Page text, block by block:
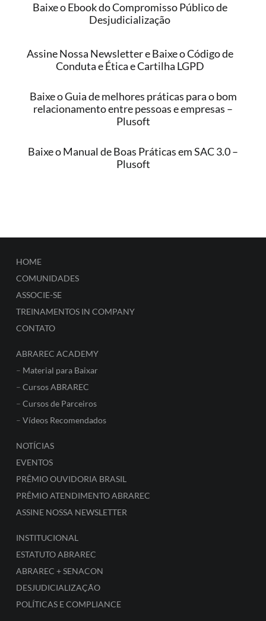
Baixe o Ebook do Compromisso Público de
Desjudicialização
Assine Nossa Newsletter e Baixe o Código de
Conduta e Ética e Cartilha LGPD
Baixe o Guia de melhores práticas para o bom
relacionamento entre pessoas e empresas –
Plusoft
Baixe o Manual de Boas Práticas em SAC 3.0 –
Plusoft
HOME
COMUNIDADES
ASSOCIE-SE
TREINAMENTOS IN COMPANY
CONTATO
ABRAREC ACADEMY
– Material para Baixar
– Cursos ABRAREC
– Cursos de Parceiros
– Vídeos Recomendados
NOTÍCIAS
EVENTOS
PRÊMIO OUVIDORIA BRASIL
PRÊMIO ATENDIMENTO ABRAREC
ASSINE NOSSA NEWSLETTER
INSTITUCIONAL
ESTATUTO ABRAREC
ABRAREC + SENACON
DESJUDICIALIZAÇÃO
POLÍTICAS E COMPLIANCE